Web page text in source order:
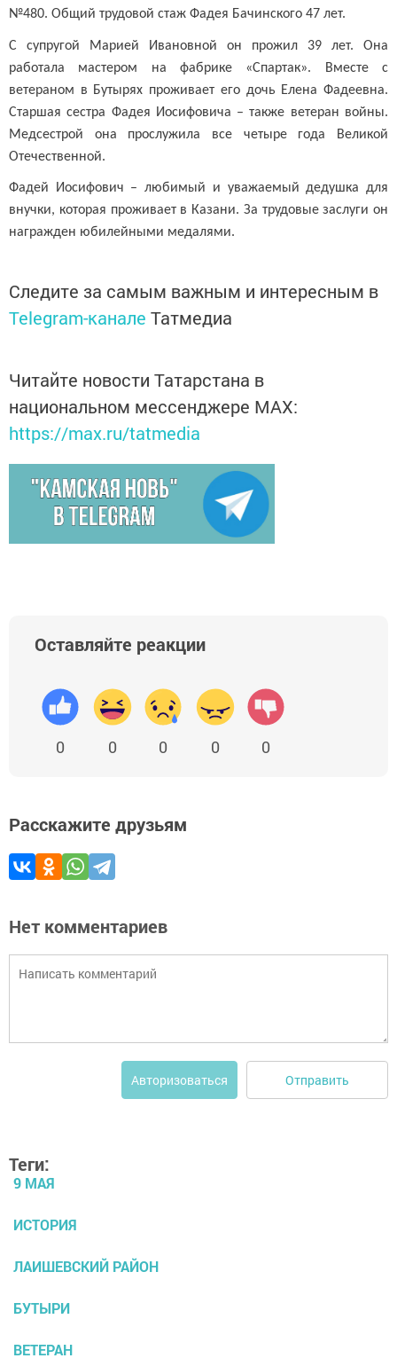
№480. Общий трудовой стаж Фадея Бачинского 47 лет.
С супругой Марией Ивановной он прожил 39 лет. Она
работала мастером на фабрике «Спартак». Вместе с
ветераном в Бутырях проживает его дочь Елена Фадеевна.
Старшая сестра Фадея Иосифовича – также ветеран войны.
Медсестрой она прослужила все четыре года Великой
Отечественной.
Фадей Иосифович – любимый и уважаемый дедушка для
внучки, которая проживает в Казани. За трудовые заслуги он
награжден юбилейными медалями.
Следите за самым важным и интересным в
Telegram-канале Татмедиа
Читайте новости Татарстана в
национальном мессенджере MАХ:
https://max.ru/tatmedia
Оставляйте реакции
0 0 0 0 0
Расскажите друзьям
Нет комментариев
Авторизоваться Отправить
Теги:
9 МАЯ
ИСТОРИЯ
ЛАИШЕВСКИЙ РАЙОН
БУТЫРИ
ВЕТЕРАН